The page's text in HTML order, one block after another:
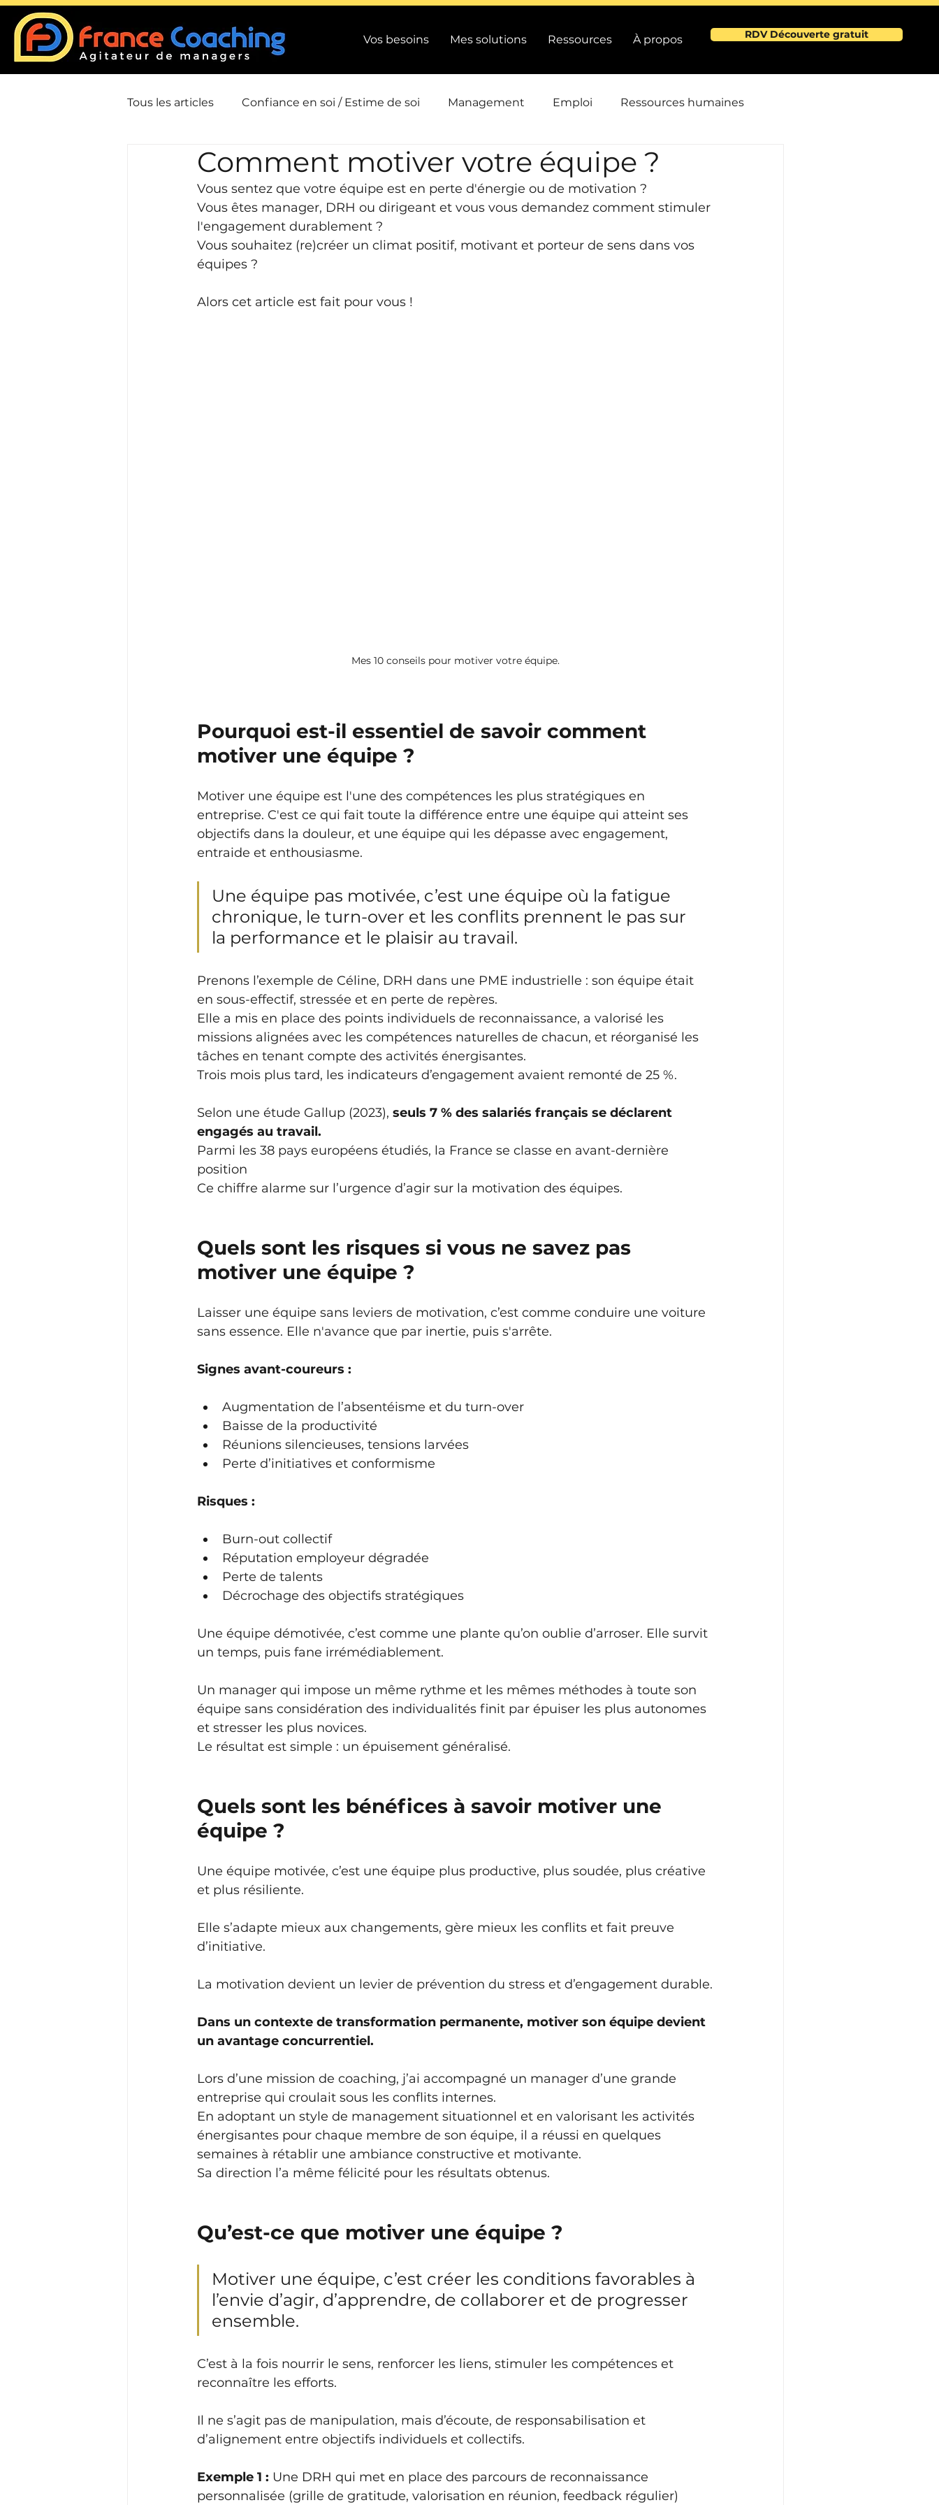
Vos besoins Mes solutions Ressources À propos RDV Découverte gratuit
Tous les articles Confiance en soi / Estime de soi Management Emploi Ressources humaines
Communication Conflits Intelligence collective Efficacité / Performance
Leadership / Charisme Conduite de changement / QVCT Emotions / Energie
Gestion du temps / Priorisation
Comment motiver votre équipe ?
Vous sentez que votre équipe est en perte d'énergie ou de motivation ?
Vous êtes manager, DRH ou dirigeant et vous vous demandez comment stimuler
l'engagement durablement ?
Vous souhaitez (re)créer un climat positif, motivant et porteur de sens dans vos
équipes ?
Alors cet article est fait pour vous !
Mes 10 conseils pour motiver votre équipe.
Pourquoi est-il essentiel de savoir comment
motiver une équipe ?
Motiver une équipe est l'une des compétences les plus stratégiques en
entreprise. C'est ce qui fait toute la différence entre une équipe qui atteint ses
objectifs dans la douleur, et une équipe qui les dépasse avec engagement,
entraide et enthousiasme.
Une équipe pas motivée, c’est une équipe où la fatigue
chronique, le turn-over et les conflits prennent le pas sur
la performance et le plaisir au travail.
Prenons l’exemple de Céline, DRH dans une PME industrielle : son équipe était
en sous-effectif, stressée et en perte de repères.
Elle a mis en place des points individuels de reconnaissance, a valorisé les
missions alignées avec les compétences naturelles de chacun, et réorganisé les
tâches en tenant compte des activités énergisantes.
Trois mois plus tard, les indicateurs d’engagement avaient remonté de 25 %.
Selon une étude Gallup (2023), seuls 7 % des salariés français se déclarent
engagés au travail.
Parmi les 38 pays européens étudiés, la France se classe en avant-dernière
position
Ce chiffre alarme sur l’urgence d’agir sur la motivation des équipes.
Quels sont les risques si vous ne savez pas
motiver une équipe ?
Laisser une équipe sans leviers de motivation, c’est comme conduire une voiture
sans essence. Elle n'avance que par inertie, puis s'arrête.
Signes avant-coureurs :
Augmentation de l’absentéisme et du turn-over
Baisse de la productivité
Réunions silencieuses, tensions larvées
Perte d’initiatives et conformisme
Risques :
Burn-out collectif
Réputation employeur dégradée
Perte de talents
Décrochage des objectifs stratégiques
Une équipe démotivée, c’est comme une plante qu’on oublie d’arroser. Elle survit
un temps, puis fane irrémédiablement.
Un manager qui impose un même rythme et les mêmes méthodes à toute son
équipe sans considération des individualités finit par épuiser les plus autonomes
et stresser les plus novices.
Le résultat est simple : un épuisement généralisé.
Quels sont les bénéfices à savoir motiver une
équipe ?
Une équipe motivée, c’est une équipe plus productive, plus soudée, plus créative
et plus résiliente.
Elle s’adapte mieux aux changements, gère mieux les conflits et fait preuve
d’initiative.
La motivation devient un levier de prévention du stress et d’engagement durable.
Dans un contexte de transformation permanente, motiver son équipe devient
un avantage concurrentiel.
Lors d’une mission de coaching, j’ai accompagné un manager d’une grande
entreprise qui croulait sous les conflits internes.
En adoptant un style de management situationnel et en valorisant les activités
énergisantes pour chaque membre de son équipe, il a réussi en quelques
semaines à rétablir une ambiance constructive et motivante.
Sa direction l’a même félicité pour les résultats obtenus.
Qu’est-ce que motiver une équipe ?
Motiver une équipe, c’est créer les conditions favorables à
l’envie d’agir, d’apprendre, de collaborer et de progresser
ensemble.
C’est à la fois nourrir le sens, renforcer les liens, stimuler les compétences et
reconnaître les efforts.
Il ne s’agit pas de manipulation, mais d’écoute, de responsabilisation et
d’alignement entre objectifs individuels et collectifs.
Exemple 1 : Une DRH qui met en place des parcours de reconnaissance
personnalisée (grille de gratitude, valorisation en réunion, feedback régulier)